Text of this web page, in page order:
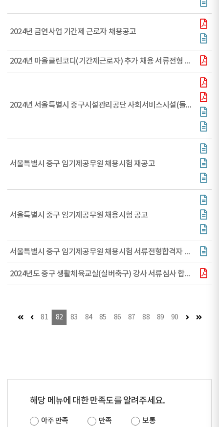
2024년 금연사업 기간제 근로자 채용공고
2024년 마을클린코디(기간제근로자) 추가 채용 서류전형 합격자 공고
2024년 서울특별시 중구시설관리공단 사회서비스시설(돌봄) 기간제근로자 채용 공고
서울특별시 중구 임기제공무원 채용시험 재공고
서울특별시 중구 임기제공무원 채용시험 공고
서울특별시 중구 임기제공무원 채용시험 서류전형합격자 공고
2024년도 중구 생활체육교실(실버축구) 강사 서류심사 합격자 및 면접심사 일정 공고
첫 페이지
이전 페이지
81 82 83 84 85 86 87 88 89 90 다음 페이지
마지
해당 메뉴에 대한 만족도를 알려주세요.
아주 만족 만족
보통